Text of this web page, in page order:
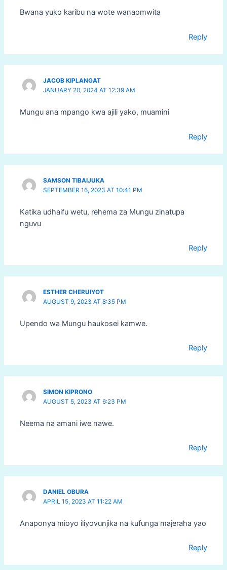
Bwana yuko karibu na wote wanaomwita
Reply
JACOB KIPLANGAT
JANUARY 20, 2024 AT 12:39 AM
Mungu ana mpango kwa ajili yako, muamini
Reply
SAMSON TIBAIJUKA
SEPTEMBER 16, 2023 AT 10:41 PM
Katika udhaifu wetu, rehema za Mungu zinatupa
nguvu
Reply
ESTHER CHERUIYOT
AUGUST 9, 2023 AT 8:35 PM
Upendo wa Mungu haukosei kamwe.
Reply
SIMON KIPRONO
AUGUST 5, 2023 AT 6:23 PM
Neema na amani iwe nawe.
Reply
DANIEL OBURA
APRIL 15, 2023 AT 11:22 AM
Anaponya mioyo iliyovunjika na kufunga majeraha yao
Reply